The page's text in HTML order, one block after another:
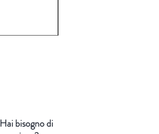
Hai bisogno di